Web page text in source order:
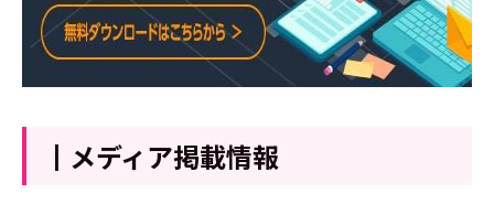
┃メディア掲載情報